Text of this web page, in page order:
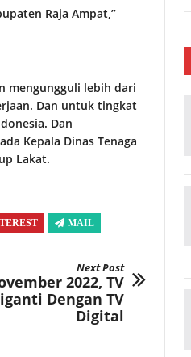
Raja Ampat,”
mengungguli lebih dari
Dan untuk tingkat
Dan
Kepala Dinas Tenaga
Lakat.
MAIL
Next Post
2022, TV
Dengan TV
Digital